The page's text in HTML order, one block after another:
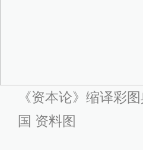
《资本论》缩译彩
国 资料图